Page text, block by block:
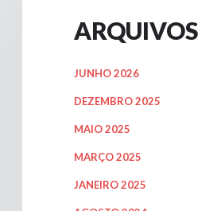
ARQUIVOS
JUNHO 2026
DEZEMBRO 2025
MAIO 2025
MARÇO 2025
JANEIRO 2025